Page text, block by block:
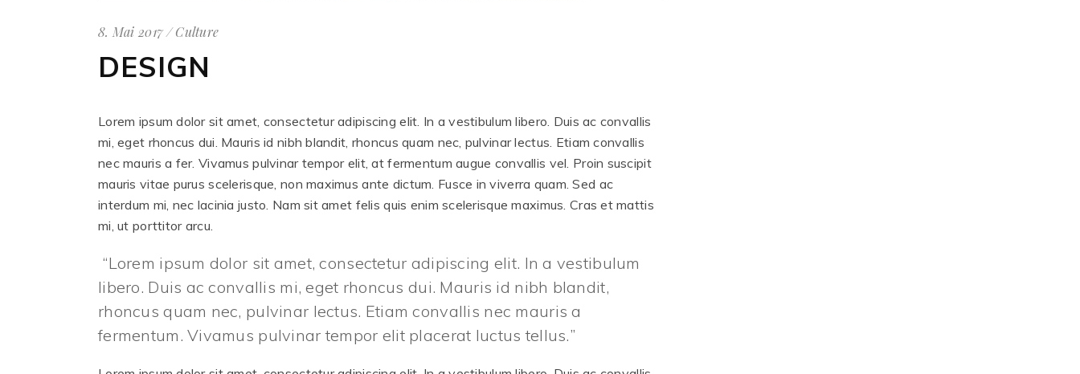
8. Mai 2017 Culture
DESIGN
Lorem ipsum dolor sit amet, consectetur adipiscing elit. In a vestibulum libero. Duis ac convallis
mi, eget rhoncus dui. Mauris id nibh blandit, rhoncus quam nec, pulvinar lectus. Etiam convallis
nec mauris a fer. Vivamus pulvinar tempor elit, at fermentum augue convallis vel. Proin suscipit
mauris vitae purus scelerisque, non maximus ante dictum. Fusce in viverra quam. Sed ac
interdum mi, nec lacinia justo. Nam sit amet felis quis enim scelerisque maximus. Cras et mattis
mi, ut porttitor arcu.
Lorem ipsum dolor sit amet, consectetur adipiscing elit. In a vestibulum
libero. Duis ac convallis mi, eget rhoncus dui. Mauris id nibh blandit,
rhoncus quam nec, pulvinar lectus. Etiam convallis nec mauris a
fermentum. Vivamus pulvinar tempor elit placerat luctus tellus.